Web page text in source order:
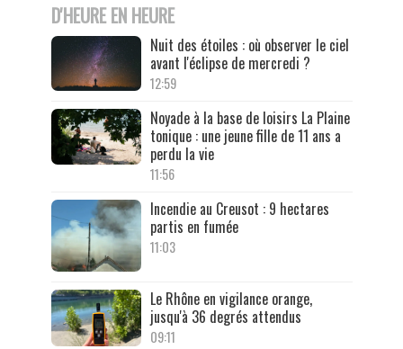
D'HEURE EN HEURE
Nuit des étoiles : où observer le ciel
avant l'éclipse de mercredi ?
12:59
Noyade à la base de loisirs La Plaine
tonique : une jeune fille de 11 ans a
perdu la vie
11:56
Incendie au Creusot : 9 hectares
partis en fumée
11:03
Le Rhône en vigilance orange,
jusqu'à 36 degrés attendus
09:11